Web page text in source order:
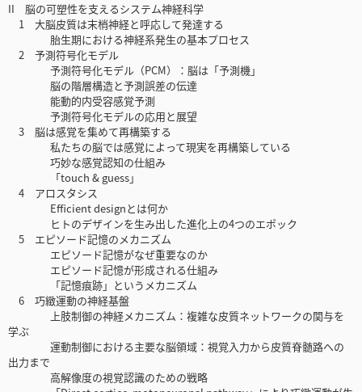
II 脳の可塑性を支えるシステム神経科学
1 大脳皮質は末梢神経と呼応して発達する
胎生期における神経系発生の基本プロセス
2 予測符号化モデル
予測符号化モデル（PCM）：脳は「予測機」
脳の階層構造と予測誤差の伝達
能動的内受容感覚予測
予測符号化モデルの応用と展望
3 脳は感覚を集めて再構築する
私たちの脳では感覚によって現実を再構築している
巧妙な感覚認知の仕組み
「touch & guess」
4 アロスタシス
Efficient designとは何か
ヒトのデザインを生み出した進化上の4つのエポック
5 エピソード記憶のメカニズム
エピソード記憶がなぜ重要なのか
エピソード記憶が形成される仕組み
「記憶痕跡」というメカニズム
6 巧緻運動の神経基盤
上肢制御の神経メカニズム：複雑な皮質ネットワークの関与を
学ぶ
運動制御における主要な脳領域：視覚入力から皮質脊髄路への
出力まで
高解像度の視覚認識のための戦略